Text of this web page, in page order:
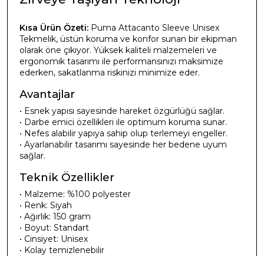
Kısa Ürün Özeti: Puma Attacanto Sleeve Unisex
Tekmelik, üstün koruma ve konfor sunan bir ekipman
olarak öne çıkıyor. Yüksek kaliteli malzemeleri ve
ergonomik tasarımı ile performansınızı maksimize
ederken, sakatlanma riskinizi minimize eder.
Avantajlar
• Esnek yapısı sayesinde hareket özgürlüğü sağlar.
• Darbe emici özellikleri ile optimum koruma sunar.
• Nefes alabilir yapıya sahip olup terlemeyi engeller.
• Ayarlanabilir tasarımı sayesinde her bedene uyum
sağlar.
Teknik Özellikler
• Malzeme: %100 polyester
• Renk: Siyah
• Ağırlık: 150 gram
• Boyut: Standart
• Cinsiyet: Unisex
• Kolay temizlenebilir